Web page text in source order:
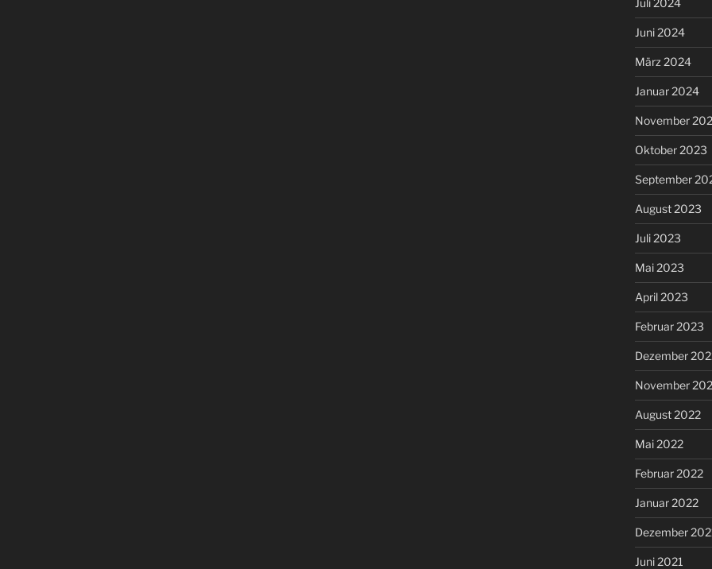
Juni 2024
März 2024
Januar 2024
November
Oktober 2023
September
August 2023
Juli 2023
Mai 2023
April 2023
Februar 2023
Dezember
November
August 2022
Mai 2022
Februar 2022
Januar 2022
Dezember
Juni 2021